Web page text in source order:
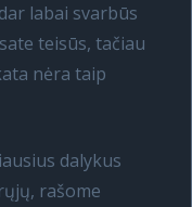
labai svarbūs
teisūs, tačiau
nėra taip
dalykus
rašome